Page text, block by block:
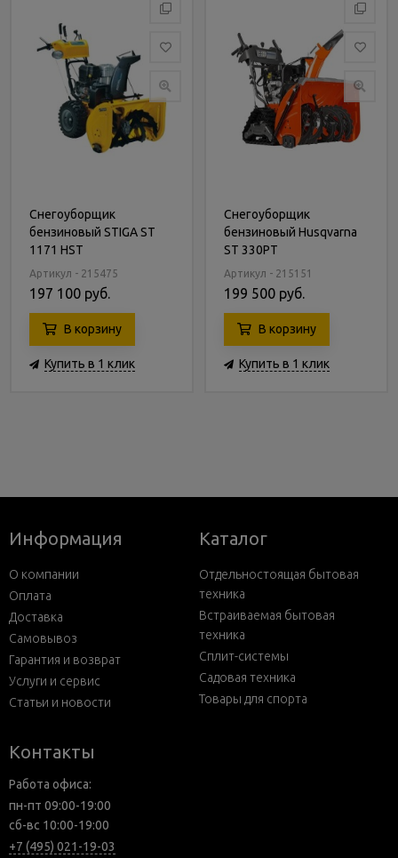
Снегоуборщик
бензиновый STIGA ST
1171 HST
Артикул - 215475
197 100 руб.
В корзину
Купить в 1 клик
Снегоуборщик
бензиновый Husqvarna
ST 330PT
Артикул - 215151
199 500 руб.
В корзину
Купить в 1 клик
Информация
О компании
Оплата
Доставка
Самовывоз
Гарантия и возврат
Услуги и сервис
Статьи и новости
Каталог
Отдельностоящая бытовая
техника
Встраиваемая бытовая
техника
Сплит-системы
Садовая техника
Товары для спорта
Контакты
Работа офиса:
пн-пт 09:00-19:00
сб-вс 10:00-19:00
+7 (495) 021-19-03